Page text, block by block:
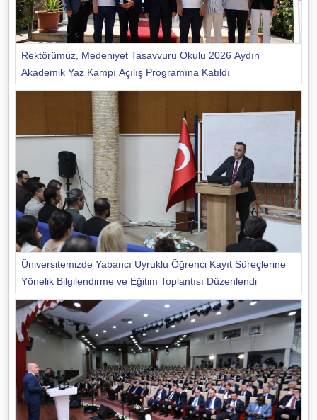
Rektörümüz, Medeniyet Tasavvuru Okulu 2026 Aydın
Akademik Yaz Kampı Açılış Programına Katıldı
Üniversitemizde Yabancı Uyruklu Öğrenci Kayıt Süreçlerine
Yönelik Bilgilendirme ve Eğitim Toplantısı Düzenlendi